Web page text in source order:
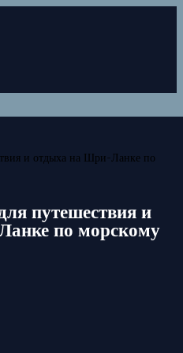
и отдыха на Шри-Ланке по
путешествия и
по морскому